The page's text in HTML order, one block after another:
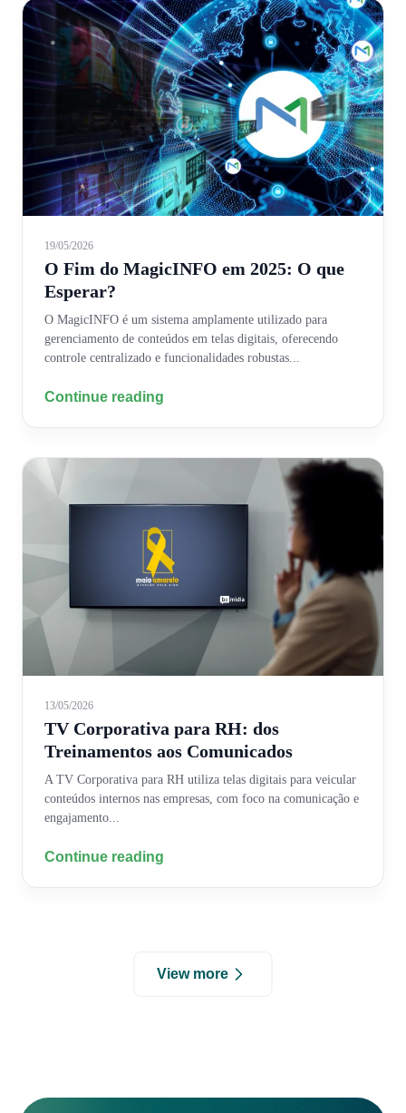
View more
19/05/2026
O Fim do MagicINFO em 2025: O que
Esperar?
O MagicINFO é um sistema amplamente utilizado para
gerenciamento de conteúdos em telas digitais, oferecendo
controle centralizado e funcionalidades robustas...
Continue reading
13/05/2026
TV Corporativa para RH: dos
Treinamentos aos Comunicados
A TV Corporativa para RH utiliza telas digitais para veicular
conteúdos internos nas empresas, com foco na comunicação e
engajamento...
Continue reading